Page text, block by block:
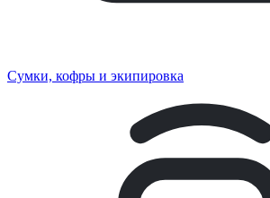
Сумки, кофры и экипировка